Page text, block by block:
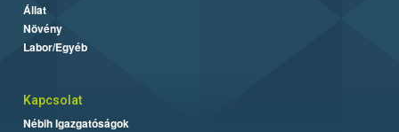
Állat
Növény
Labor/Egyéb
Kapcsolat
Nébih Igazgatóságok